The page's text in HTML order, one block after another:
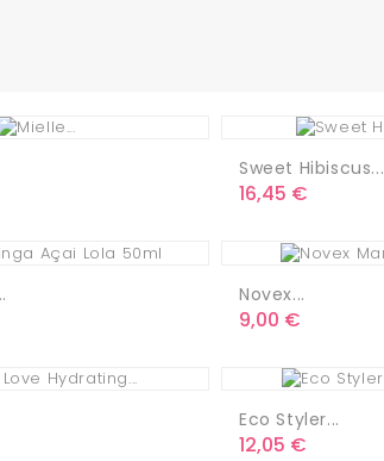
Sweet Hibiscus...
Precio
16,45 €
Novex...
Precio
9,00 €
Eco Styler...
Precio
12,05 €